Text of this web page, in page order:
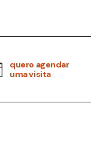
quero agendar
uma visita